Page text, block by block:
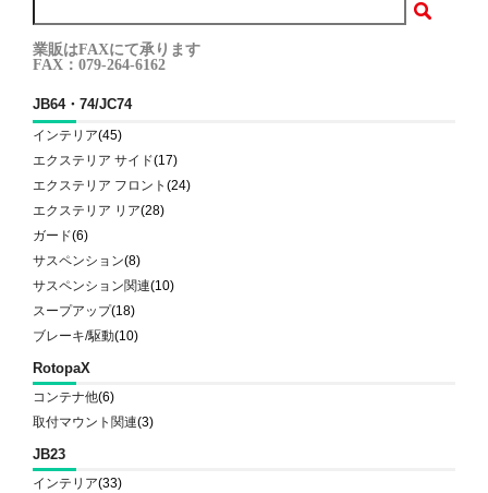
業販はFAXにて承ります
FAX：079-264-6162
JB64・74/JC74
インテリア(45)
エクステリア サイド(17)
エクステリア フロント(24)
エクステリア リア(28)
ガード(6)
サスペンション(8)
サスペンション関連(10)
スープアップ(18)
ブレーキ/駆動(10)
RotopaX
コンテナ他(6)
取付マウント関連(3)
JB23
インテリア(33)